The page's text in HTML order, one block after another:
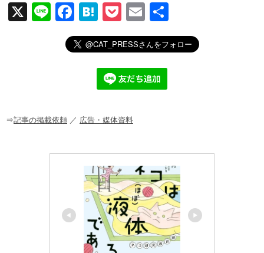
X
Li
F
a
c
o
H
at
e
n
a
P
o
ck
et
E
m
ail
有
⇒記事の掲載依頼 ／ 広告・媒体資料